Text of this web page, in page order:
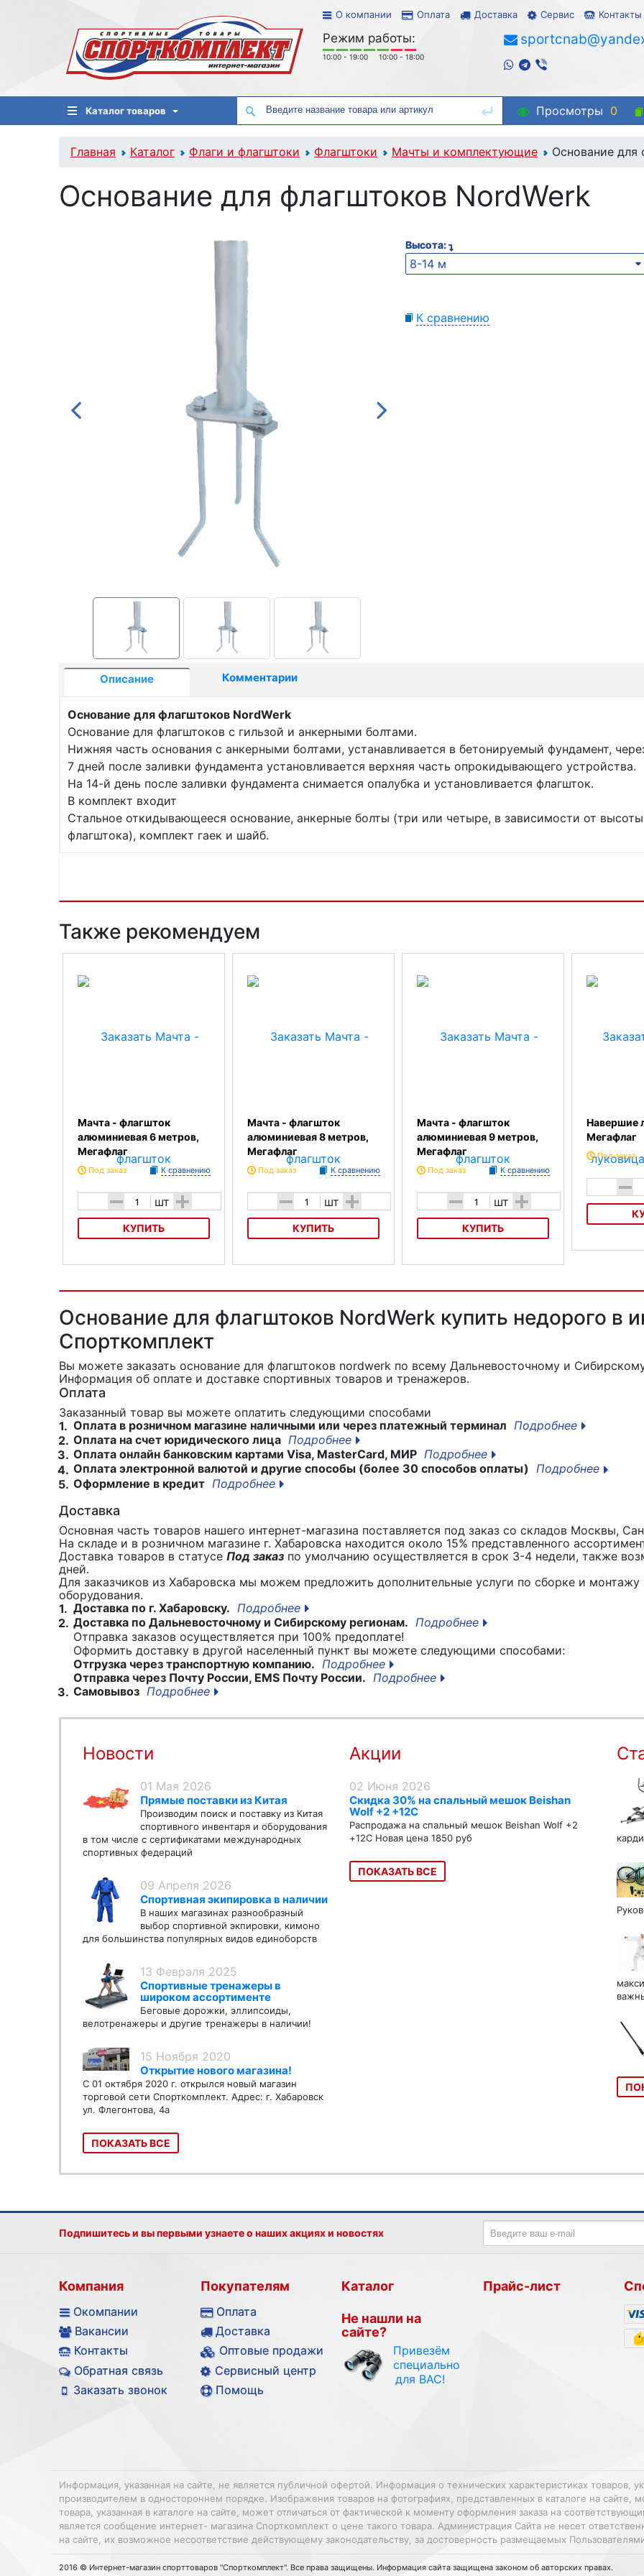
О компании Оплата Доставка Сервис Контакты
Режим работы:
10:00 - 19:00 10:00 - 18:00
Каталог товаров Просмотры 0
Главная Каталог Флаги и флагштоки Флагштоки Мачты и комплектующие Основание для
Основание для флагштоков NordWerk
Высота:
8-14 м
К сравнению
Описание Комментарии
Основание для флагштоков NordWerk
Основание для флагштоков с гильзой и анкерными болтами.
Нижняя часть основания с анкерными болтами, устанавливается в бетонируемый фундамент,
7 дней после заливки фундамента установливается верхняя часть опрокидывающего устройства.
На 14-й день после заливки фундамента снимается опалубка и установливается флагшток.
В комплект входит
Стальное откидывающееся основание, анкерные болты (три или четыре, в зависимости от высоты
флагштока), комплект гаек и шайб.
Также рекомендуем
Мачта - флагшток
алюминиевая 6 метров,
Мегафлаг
Под заказ К сравнению
- шт +
КУПИТЬ
Мачта - флагшток
алюминиевая 8 метров,
Мегафлаг
Под заказ К сравнению
- шт +
КУПИТЬ
Мачта - флагшток
алюминиевая 9 метров,
Мегафлаг
Под заказ К сравнению
- шт +
КУПИТЬ
Навершие
Мегафлаг
Под заказ
-
Основание для флагштоков NordWerk купить недорого в
Спорткомплект
Вы можете заказать основание для флагштоков nordwerk по всему Дальневосточному и
Информация об оплате и доставке спортивных товаров и тренажеров.
Оплата
Заказанный товар вы можете оплатить следующими способами
1. Оплата в розничном магазине наличными или через платежный терминал Подробнее
2. Оплата на счет юридического лица Подробнее
3. Оплата онлайн банковским картами Visa, MasterCard, МИР Подробнее
4. Оплата электронной валютой и другие способы (более 30 способов оплаты) Подробнее
5. Оформление в кредит Подробнее
Доставка
Основная часть товаров нашего интернет-магазина поставляется под заказ со складов Москвы,
На складе и в розничном магазине г. Хабаровска находится около 15% представленного
Доставка товаров в статусе Под заказ по умолчанию осуществляется в срок 3-4 недели, также
дней.
Для заказчиков из Хабаровска мы можем предложить дополнительные услуги по сборке и монтажу
оборудования.
1. Доставка по г. Хабаровску. Подробнее
2. Доставка по Дальневосточному и Сибирскому регионам. Подробнее
Отправка заказов осуществляется при 100% предоплате!
Оформить доставку в другой населенный пункт вы можете следующими способами:
Отгрузка через транспортную компанию. Подробнее
Отправка через Почту России, EMS Почту России. Подробнее
3. Самовывоз Подробнее
Новости
01 Мая 2026
Прямые поставки из Китая
Производим поиск и поставку из Китая
спортивного инвентаря и оборудования
в том числе с сертификатами международных
спортивных федераций
09 Апреля 2026
Спортивная экипировка в наличии
В наших магазинах разнообразный
выбор спортивной экпировки, кимоно
для большинства популярных видов единоборств
13 Февраля 2025
Спортивные тренажеры в
широком ассортименте
Беговые дорожки, эллипсоиды,
велотренажеры и другие тренажеры в наличии!
15 Ноября 2020
Открытие нового магазина!
С 01 октября 2020 г. открылся новый магазин
торговой сети Спорткомплект. Адрес: г. Хабаровск
ул. Флегонтова, 4а
ПОКАЗАТЬ ВСЕ
Акции
02 Июня 2026
Скидка 30% на спальный мешок Beishan
Wolf +2 +12C
Распродажа на спальный мешок Beishan Wolf +2
+12C Новая цена 1850 руб
ПОКАЗАТЬ ВСЕ
Подпишитесь и вы первыми узнаете о наших акциях и новостях
Компания
Окомпании
Вакансии
Контакты
Обратная связь
Заказать звонок
Покупателям
Оплата
Доставка
Оптовые продажи
Сервисный центр
Помощь
Каталог
Не нашли на
сайте?
Привезём
специально
для ВАС!
Прайс-лист
Информация, указанная на сайте, не является публичной офертой. Информация о технических характеристиках товаров,
производителем в одностороннем порядке. Изображения товаров на фотографиях, представленных в каталоге на сайте,
товара, указанная в каталоге на сайте, может отличаться от фактической к моменту оформления заказа на
является сообщение интернет- магазина Спорткомплект о цене такого товара. Администрация Сайта не несет
на сайте, их возможное несоответствие действующему законодательству, за достоверность размещаемых
2016 © Интернет-магазин спорттоваров "Спорткомплект". Все права защищены. Информация сайта защищена законом об авторских правах.